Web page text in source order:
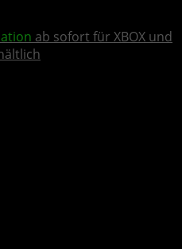
ab sofort für XBOX und